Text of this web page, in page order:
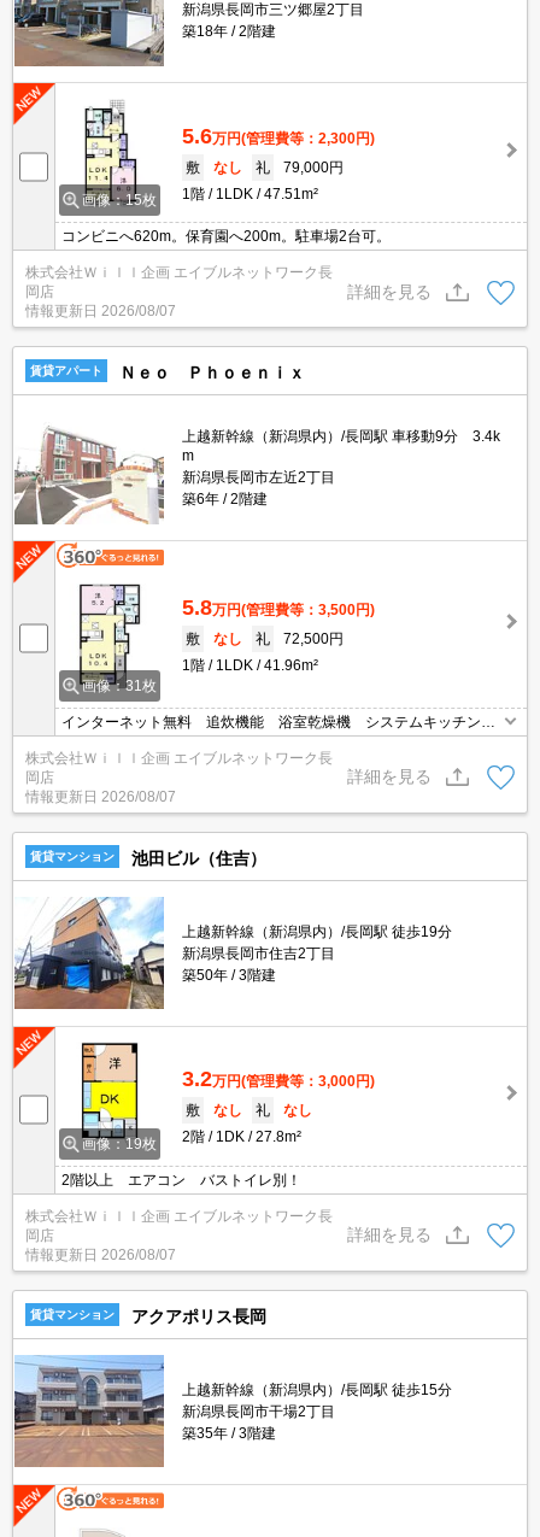
新潟県長岡市三ツ郷屋2丁目
築18年
2階建
画像：15枚
5.6万円(管理費等：2,300円)
敷
なし 礼
79,000円
1階
1LDK 47.51m²
コンビニへ620m。保育園へ200m。駐車場2台可。
株式会社Ｗｉｌｌ企画 エイブルネットワーク長
岡店
情報更新日 2026/08/07
詳細を見る
賃貸アパート Ｎｅｏ Ｐｈｏｅｎｉｘ
上越新幹線（新潟県内）/長岡駅 車移動9分 3.4k
m
新潟県長岡市左近2丁目
築6年
2階建
画像：31枚
5.8万円(管理費等：3,500円)
敷
なし 礼
72,500円
1階
1LDK 41.96m²
インターネット無料 追炊機能 浴室乾燥機 システムキッチン
ＴＶドアホン 宅配ロッカー エアコン２台 ペット飼育可 サン
ルーム
株式会社Ｗｉｌｌ企画 エイブルネットワーク長
岡店
情報更新日 2026/08/07
詳細を見る
賃貸マンション 池田ビル（住吉）
上越新幹線（新潟県内）/長岡駅 徒歩19分
新潟県長岡市住吉2丁目
築50年
3階建
画像：19枚
3.2万円(管理費等：3,000円)
敷
なし 礼
なし
2階
1DK 27.8m²
2階以上 エアコン バストイレ別！
株式会社Ｗｉｌｌ企画 エイブルネットワーク長
岡店
情報更新日 2026/08/07
詳細を見る
賃貸マンション アクアポリス長岡
上越新幹線（新潟県内）/長岡駅 徒歩15分
新潟県長岡市干場2丁目
築35年
3階建